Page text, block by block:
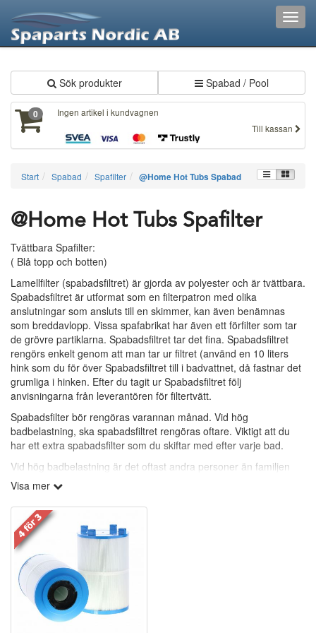
Sök produkter Spabad / Pool
0
Ingen artikel i kundvagnen
Till kassan
Start Spabad Spafilter @Home Hot Tubs Spabad
@Home Hot Tubs Spafilter
Tvättbara Spafilter:
( Blå topp och botten)
Lamellfilter (spabadsfiltret) är gjorda av polyester och är tvättbara.
Spabadsfiltret är utformat som en filterpatron med olika
anslutningar som ansluts till en skimmer, kan även benämnas
som breddavlopp. Vissa spafabrikat har även ett förfilter som tar
de grövre partiklarna. Spabadsfiltret tar det fina. Spabadsfiltret
rengörs enkelt genom att man tar ur filtret (använd en 10 liters
hink som du för över Spabadsfiltret till i badvattnet, då fastnar det
grumliga i hinken. Efter du tagit ur Spabadsfiltret följ
anvisningarna från leverantören för filtertvätt.
Spabadsfilter bör rengöras varannan månad. Vid hög
badbelastning, ska spabadsfiltret rengöras oftare. Viktigt att du
har ett extra spabadsfilter som du skiftar med efter varje bad.
Vid hög badbelastning är det oftast andra personer än familjen
som badar och de har en annan bakterieflora.
Viktigaste är att alla badande tvättar sig ordentligt före och efter
bad.
Rengöringsfria spabadsfilter:
(Vita med grå topp och botten.)
Polypropylen-filter är mycket effektiva på att samla in icke-
önskvärda partiklar ur vattnet. Polypropylen, ligger i lager inuti
filtret för att bort smutsen. Polypropylen i folkmun benämnas även
Visa mer